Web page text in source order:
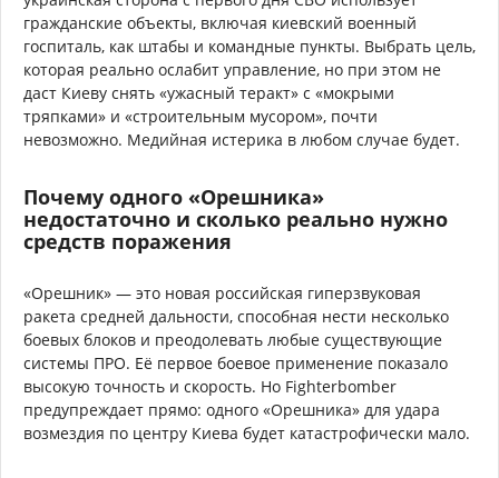
гражданские объекты, включая киевский военный
госпиталь, как штабы и командные пункты. Выбрать цель,
которая реально ослабит управление, но при этом не
даст Киеву снять «ужасный теракт» с «мокрыми
тряпками» и «строительным мусором», почти
невозможно. Медийная истерика в любом случае будет.
Почему одного «Орешника»
недостаточно и сколько реально нужно
средств поражения
«Орешник» — это новая российская гиперзвуковая
ракета средней дальности, способная нести несколько
боевых блоков и преодолевать любые существующие
системы ПРО. Её первое боевое применение показало
высокую точность и скорость. Но Fighterbomber
предупреждает прямо: одного «Орешника» для удара
возмездия по центру Киева будет катастрофически мало.